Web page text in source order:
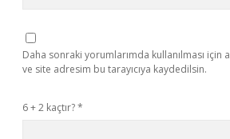
Daha sonraki yorumlarımda kullanılması için
ve site adresim bu tarayıcıya kaydedilsin.
6 + 2 kaçtır?*